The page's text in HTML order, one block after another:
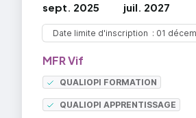
sept. 2025 juil. 2027
Date limite d'inscription 01
MFR Vif
QUALIOPI FORMATION
QUALIOPI APPRENTISSAGE